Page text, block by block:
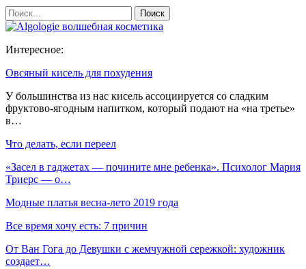
Интересное:
Овсяный кисель для похудения
У большинства из нас кисель ассоциируется со сладким
фруктово-ягодным напитком, который подают на «на третье»
в…
Что делать, если переел
«Засел в гаджетах — почините мне ребенка». Психолог Мария
Триерс — о…
Модные платья весна-лето 2019 года
Все время хочу есть: 7 причин
От Ван Гога до Девушки с жемчужной сережкой: художник
создает…